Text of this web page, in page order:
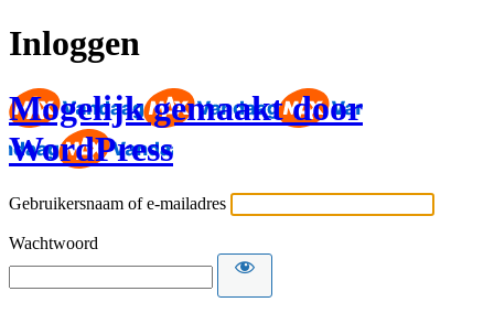
Inloggen
Mogelijk gemaakt door
WordPress
Gebruikersnaam of e-mailadres
Wachtwoord